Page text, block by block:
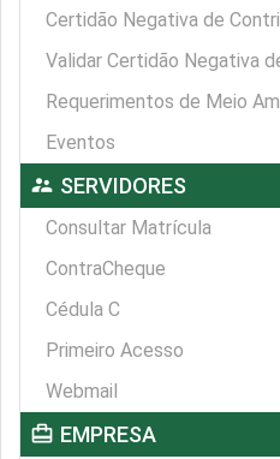
Certidão Negativa de
Validar Certidão Negativa
Requerimentos de Meio
Eventos
supervisor_account SERVIDORES
Consultar Matrícula
ContraCheque
Cédula C
Primeiro Acesso
Webmail
card_travel EMPRESA